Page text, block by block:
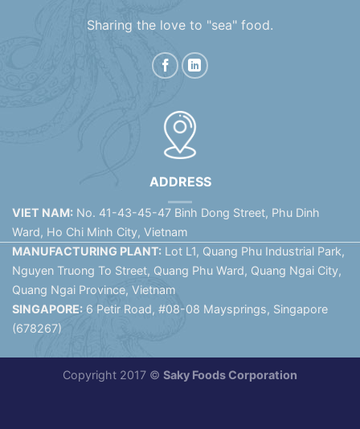
Sharing the love to "sea" food.
ADDRESS
VIET NAM: No. 41-43-45-47 Binh Dong Street, Phu Dinh
Ward, Ho Chi Minh City, Vietnam
MANUFACTURING PLANT: Lot L1, Quang Phu Industrial Park,
Nguyen Truong To Street, Quang Phu Ward, Quang Ngai City,
Quang Ngai Province, Vietnam
SINGAPORE: 6 Petir Road, #08-08 Maysprings, Singapore
(678267)
Copyright 2017 © Saky Foods Corporation